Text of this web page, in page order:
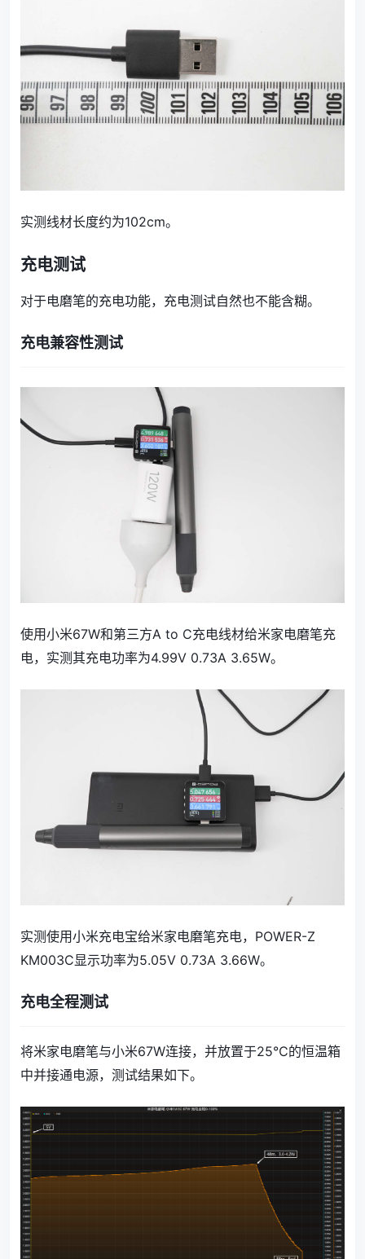
实测线材长度约为102cm。
充电测试
对于电磨笔的充电功能，充电测试自然也不能含糊。
充电兼容性测试
使用小米67W和第三方A to C充电线材给米家电磨笔充
电，实测其充电功率为4.99V 0.73A 3.65W。
实测使用小米充电宝给米家电磨笔充电，POWER-Z
KM003C显示功率为5.05V 0.73A 3.66W。
充电全程测试
将米家电磨笔与小米67W连接，并放置于25℃的恒温箱
中并接通电源，测试结果如下。